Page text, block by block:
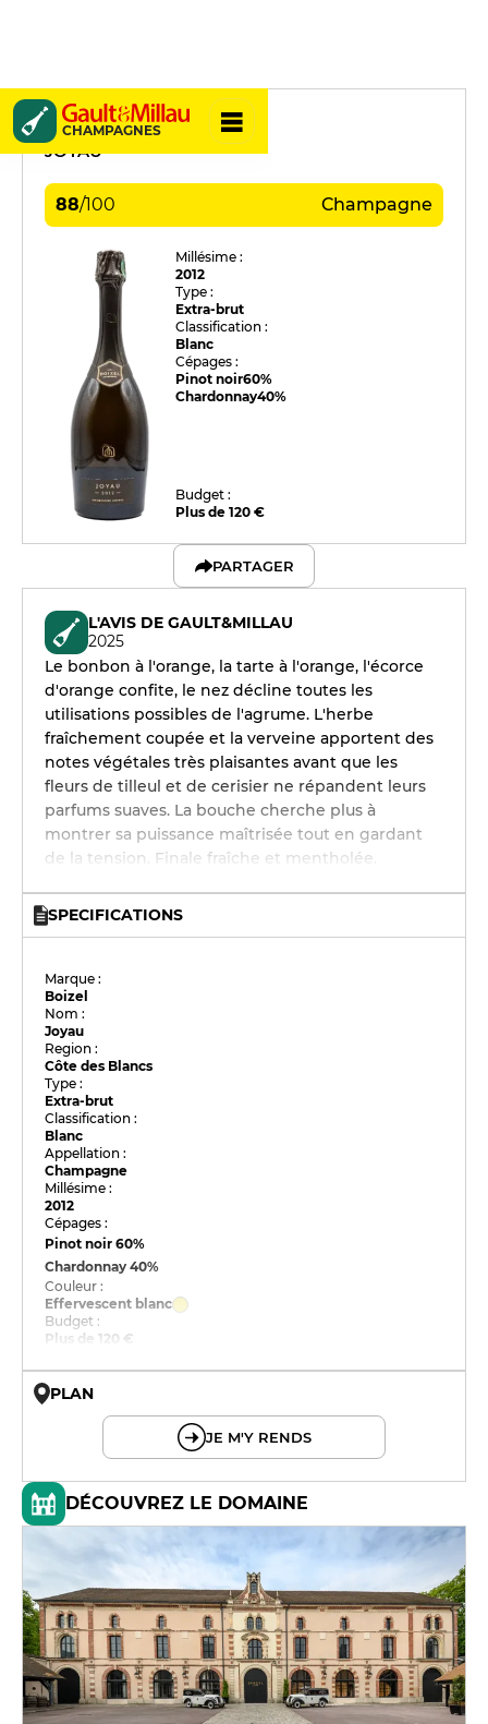
CHAMPAGNES
Boizel
JOYAU
88/100 Champagne
Millésime :
2012
Type :
Extra-brut
Classification :
Blanc
Cépages :
Pinot noir60%
Chardonnay40%
Budget :
Plus de 120 €
PARTAGER
L'AVIS DE GAULT&MILLAU
2025
Le bonbon à l'orange, la tarte à l'orange, l'écorce
d'orange confite, le nez décline toutes les
utilisations possibles de l'agrume. L'herbe
fraîchement coupée et la verveine apportent des
notes végétales très plaisantes avant que les
fleurs de tilleul et de cerisier ne répandent leurs
parfums suaves. La bouche cherche plus à
montrer sa puissance maîtrisée tout en gardant
de la tension. Finale fraîche et mentholée.
SPECIFICATIONS
Marque :
Boizel
Nom :
Joyau
Region :
Côte des Blancs
Type :
Extra-brut
Classification :
Blanc
Appellation :
Champagne
Millésime :
2012
Cépages :
Pinot noir60%
Chardonnay40%
Couleur :
Effervescent blanc
Budget :
Plus de 120 €
PLAN
JE M'Y RENDS
DÉCOUVREZ LE DOMAINE